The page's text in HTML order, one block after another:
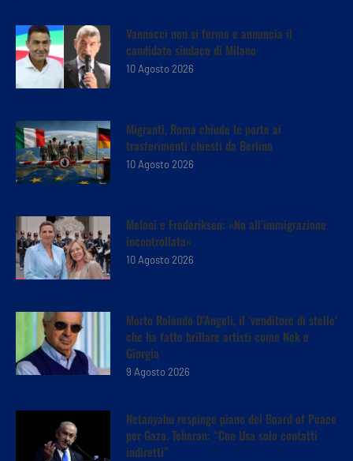
Vannacci non si ferma e annuncia il
candidato sindaco di Milano
10 Agosto 2026
Migranti, Roma chiude le porte ai
trasferimenti chiesti da Berlino
10 Agosto 2026
Meloni e Frederiksen: «No all’immigrazione
incontrollata»
10 Agosto 2026
Morto Rolando D’Angeli, il ‘venditore di stelle’
che ha fatto brillare artisti come Nek e
Giorgia
9 Agosto 2026
Netanyahu respinge piano del Board of Peace
per Gaza. Teheran: “Con Usa solo contatti
indiretti”